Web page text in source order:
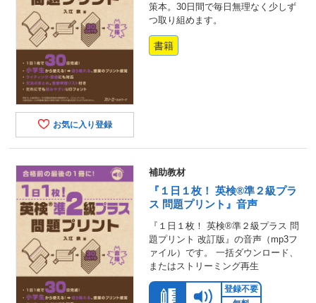
お気に入り登録
策本。30日間で毎日無理なく少しず
つ取り組めます。
書籍
補助教材
『１日１枚！ 英検®準２級プラ
ス 問題プリント』音声
『１日１枚！ 英検®準２級プラス 問
題プリント 改訂版』の音声（mp3フ
ァイル）です。 一括ダウンロード、
またはストリーミング再生
登録不要